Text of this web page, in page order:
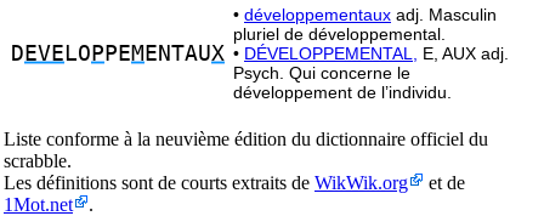
D EVE LO P PEM ENTAUX
• développementaux adj. Masculin
pluriel de développemental.
• DÉVELOPPEMENTAL,
E, AUX adj.
Psych. Qui concerne le
développement de l’individu.
Liste conforme à la neuvième édition du dictionnaire officiel du
scrabble.
Les définitions sont de courts extraits de WikWik.org
et de
1Mot.net
.